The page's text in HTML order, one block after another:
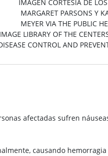
IMAGEN CORTESÍA DE
MARGARET PARSONS Y
MEYER VIA THE PUBLIC
IMAGE LIBRARY OF THE
CONTROL AND
afectadas sufren
causando hemorragia